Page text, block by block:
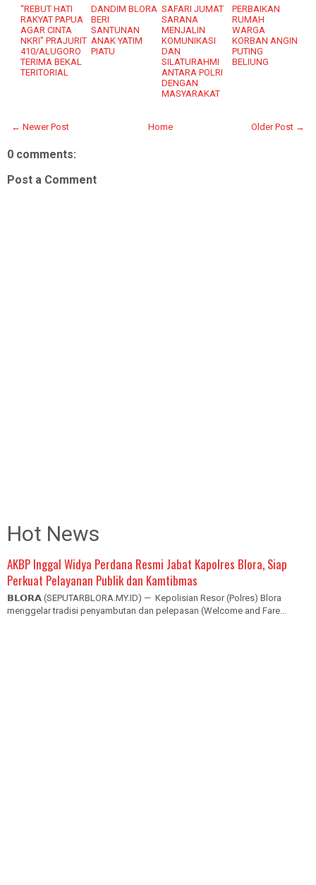
“REBUT HATI
RAKYAT PAPUA
AGAR CINTA
NKRI” PRAJURIT
410/ALUGORO
TERIMA BEKAL
TERITORIAL
DANDIM BLORA
BERI
SANTUNAN
ANAK YATIM
PIATU
SAFARI JUMAT
SARANA
MENJALIN
KOMUNIKASI
DAN
SILATURAHMI
ANTARA POLRI
DENGAN
MASYARAKAT
PERBAIKAN
RUMAH
WARGA
KORBAN ANGIN
PUTING
BELIUNG
← Newer Post Older Post →
Home
0 comments:
Post a Comment
Hot News
AKBP Inggal Widya Perdana Resmi Jabat Kapolres Blora, Siap
Perkuat Pelayanan Publik dan Kamtibmas
𝗕𝗟𝗢𝗥𝗔 (SEPUTARBLORA.MY.ID) — Kepolisian Resor (Polres) Blora
menggelar tradisi penyambutan dan pelepasan (Welcome and Fare...